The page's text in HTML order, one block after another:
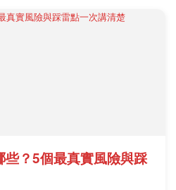
些？5個最真實風險與踩